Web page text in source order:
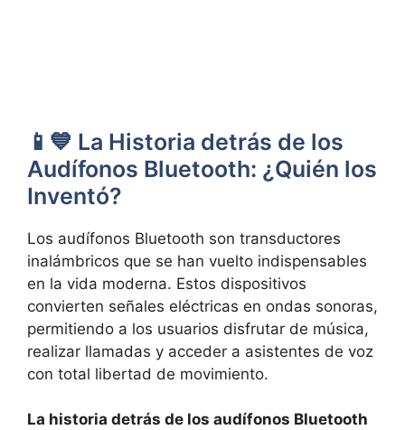
📱💙 La Historia detrás de los
Audífonos Bluetooth: ¿Quién los
Inventó?
Los audífonos Bluetooth son transductores
inalámbricos que se han vuelto indispensables
en la vida moderna. Estos dispositivos
convierten señales eléctricas en ondas sonoras,
permitiendo a los usuarios disfrutar de música,
realizar llamadas y acceder a asistentes de voz
con total libertad de movimiento.
La historia detrás de los audífonos Bluetooth